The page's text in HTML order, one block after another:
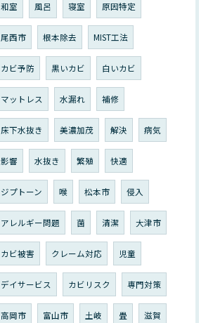
和室 風呂 寝室 原因特定
尾西市 根本除去 MIST工法
カビ予防 黒いカビ 白いカビ
マットレス 水漏れ 補修
床下水抜き 美濃加茂 解決 病気
影響 水抜き 繁殖 快適
ジプトーン 喉 松本市 侵入
アレルギー問題 菌 清潔 大津市
カビ被害 クレーム対応 児童
デイサービス カビリスク 専門対策
高岡市 富山市 土岐 畳 滋賀